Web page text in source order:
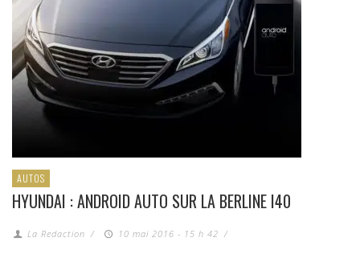
AUTOS
HYUNDAI : ANDROID AUTO SUR LA BERLINE I40
La Redaction / 10 mai 2016 - 15 h 42 /